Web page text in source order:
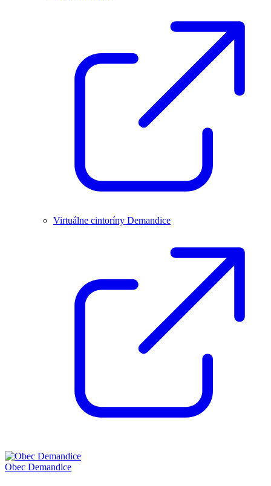
Virtuálne cintoríny Demandice
Obec Demandice